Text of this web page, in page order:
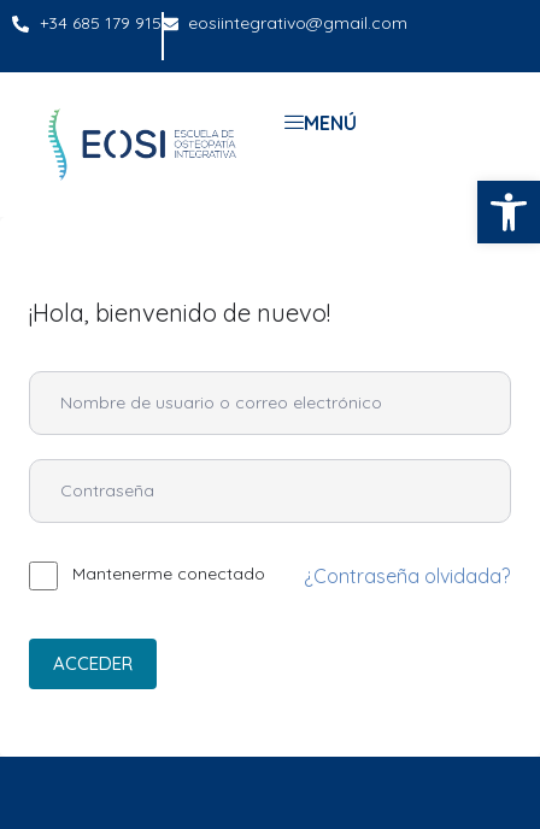
+34 685 179 915 eosiintegrativo@gmail.com
MENÚ
¡Hola, bienvenido de nuevo!
Mantenerme conectado ¿Contraseña olvidada?
ACCEDER